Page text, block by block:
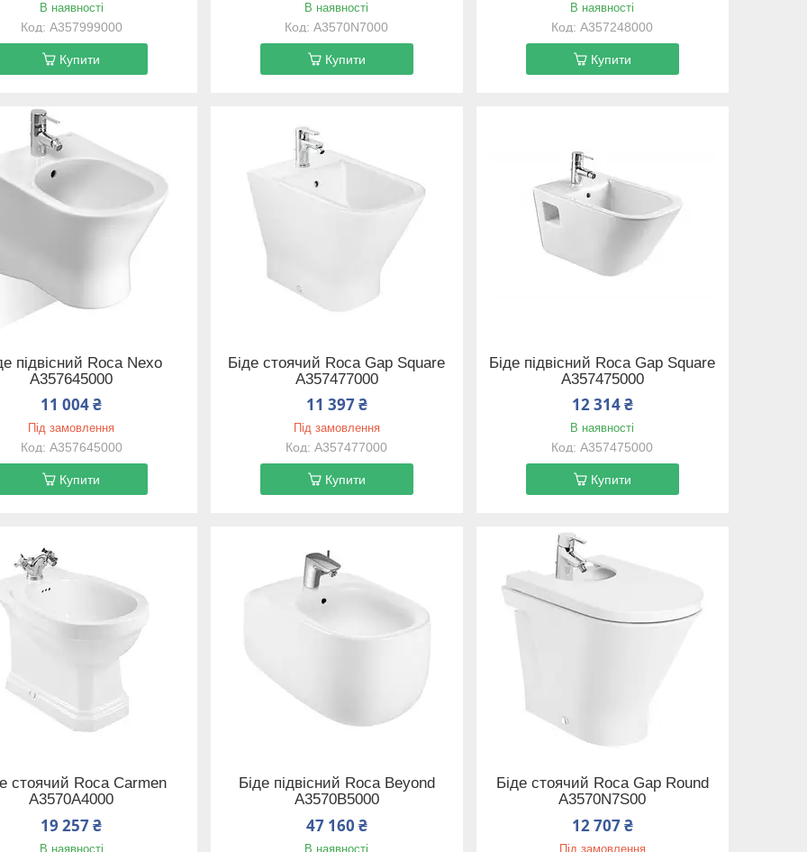
В наявності
A357999000
Купити
В наявності
A3570N7000
Купити
В наявності
A357248000
Купити
підвісний Roca Nexo
A357645000
11 004 ₴
Під замовлення
A357645000
Купити
Біде стоячий Roca Gap Square
A357477000
11 397 ₴
Під замовлення
A357477000
Купити
Біде підвісний Roca Gap Square
A357475000
12 314 ₴
В наявності
A357475000
Купити
стоячий Roca Carmen
A3570A4000
19 257 ₴
В наявності
Біде підвісний Roca Beyond
A3570B5000
47 160 ₴
В наявності
Біде стоячий Roca Gap Round
A3570N7S00
12 707 ₴
Під замовлення